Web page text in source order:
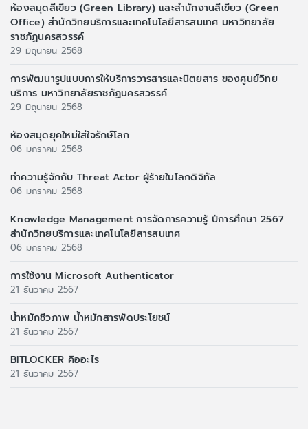
ห้องสมุดสีเขียว (Green Library) และสำนักงานสีเขียว (Green
Office) สำนักวิทยบริการและเทคโนโลยีสารสนเทศ มหาวิทยาลัย
ราชภัฏนครสวรรค์
29 มิถุนายน 2568
การพัฒนารูปแบบการให้บริการวารสารและนิตยสาร ของศูนย์วิทย
บริการ มหาวิทยาลัยราชภัฏนครสวรรค์
29 มิถุนายน 2568
ห้องสมุดยุคใหม่ใส่ใจรักษ์โลก
06 มกราคม 2568
ทำความรู้จักกับ Threat Actor ผู้ร้ายในโลกดิจิทัล
06 มกราคม 2568
Knowledge Management การจัดการความรู้ ปีการศึกษา 2567
สำนักวิทยบริการและเทคโนโลยีสารสนเทศ
06 มกราคม 2568
การใช้งาน Microsoft Authenticator
21 ธันวาคม 2567
น้ำหมักชีวภาพ น้ำหมักสารพัดประโยชน์
21 ธันวาคม 2567
BITLOCKER คิออะไร
21 ธันวาคม 2567